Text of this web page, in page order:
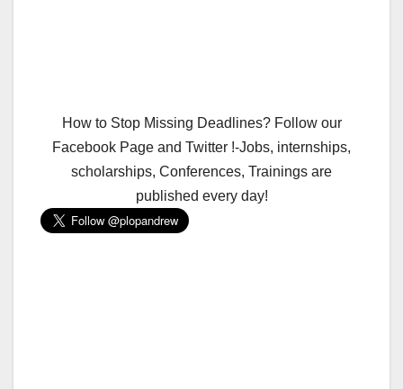
How to Stop Missing Deadlines? Follow our
Facebook Page and Twitter !-Jobs, internships,
scholarships, Conferences, Trainings are
published every day!